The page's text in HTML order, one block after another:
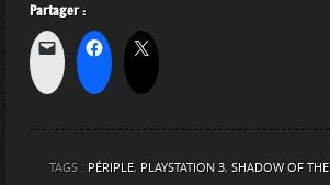
Partager :
TAGS : PÉRIPLE, PLAYSTATION 3, SHADOW OF